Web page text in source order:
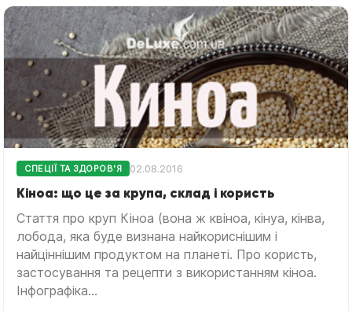
СПЕЦІЇ ТА ЗДОРОВ'Я 02.08.2016
Кіноа: що це за крупа, склад і користь
Стаття про круп Кіноа (вона ж квіноа, кінуа, кінва,
лобода, яка буде визнана найкориснішим і
найціннішим продуктом на планеті. Про користь,
застосування та рецепти з використанням кіноа.
Інфографіка...